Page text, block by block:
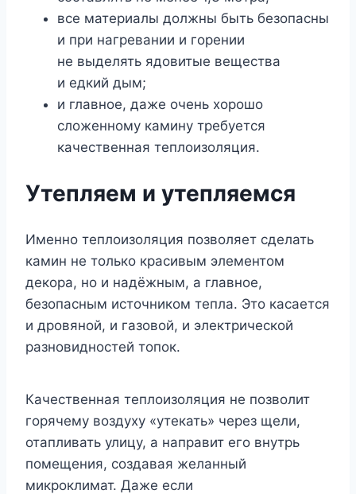
все материалы должны быть безопасны
и при нагревании и горении
не выделять ядовитые вещества
и едкий дым;
и главное, даже очень хорошо
сложенному камину требуется
качественная теплоизоляция.
Утепляем и утепляемся
Именно теплоизоляция позволяет сделать
камин не только красивым элементом
декора, но и надёжным, а главное,
безопасным источником тепла. Это касается
и дровяной, и газовой, и электрической
разновидностей топок.
Качественная теплоизоляция не позволит
горячему воздуху «утекать» через щели,
отапливать улицу, а направит его внутрь
помещения, создавая желанный
микроклимат. Даже если